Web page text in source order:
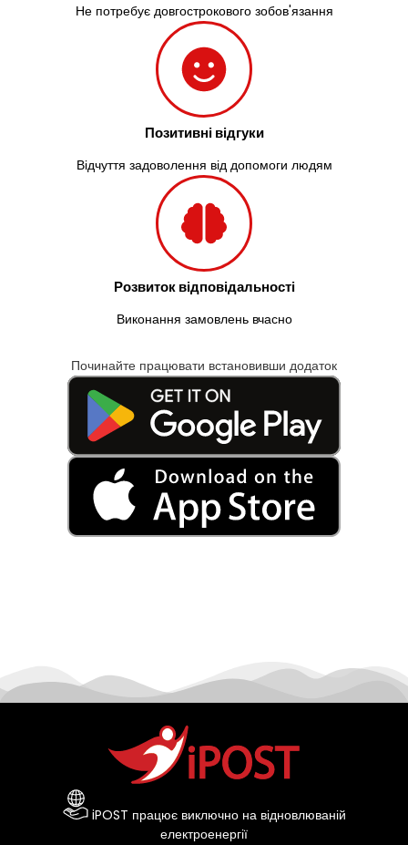
Не потребує довгострокового зобов'язання
Позитивні відгуки
Відчуття задоволення від допомоги людям
Розвиток відповідальності
Виконання замовлень вчасно
Починайте працювати встановивши додаток
iPOST працює виключно на відновлюваній
електроенергії